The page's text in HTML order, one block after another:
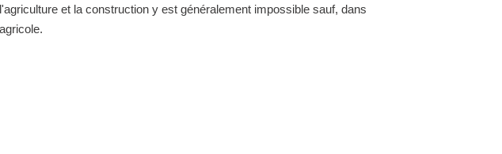
et la construction y est généralement impossible sauf, dans